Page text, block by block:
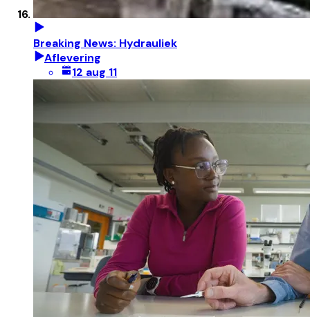
Breaking News: Hydrauliek
Aflevering
12 aug 11